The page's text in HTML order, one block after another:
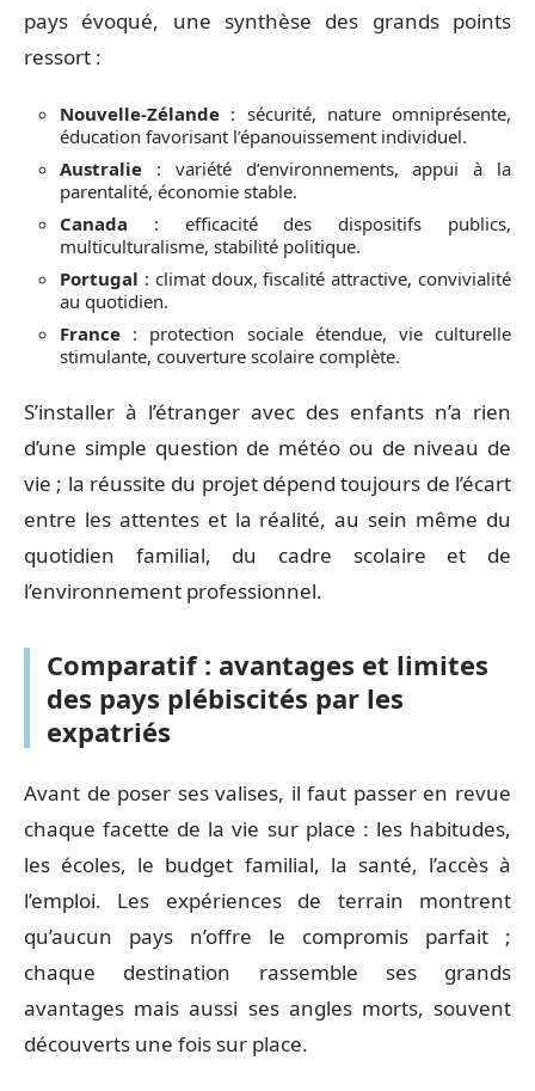
pays évoqué, une synthèse des grands points
ressort :
Nouvelle-Zélande : sécurité, nature omniprésente,
éducation favorisant l’épanouissement individuel.
Australie : variété d’environnements, appui à la
parentalité, économie stable.
Canada : efficacité des dispositifs publics,
multiculturalisme, stabilité politique.
Portugal : climat doux, fiscalité attractive, convivialité
au quotidien.
France : protection sociale étendue, vie culturelle
stimulante, couverture scolaire complète.
S’installer à l’étranger avec des enfants n’a rien
d’une simple question de météo ou de niveau de
vie ; la réussite du projet dépend toujours de l’écart
entre les attentes et la réalité, au sein même du
quotidien familial, du cadre scolaire et de
l’environnement professionnel.
Comparatif : avantages et limites
des pays plébiscités par les
expatriés
Avant de poser ses valises, il faut passer en revue
chaque facette de la vie sur place : les habitudes,
les écoles, le budget familial, la santé, l’accès à
l’emploi. Les expériences de terrain montrent
qu’aucun pays n’offre le compromis parfait ;
chaque destination rassemble ses grands
avantages mais aussi ses angles morts, souvent
découverts une fois sur place.